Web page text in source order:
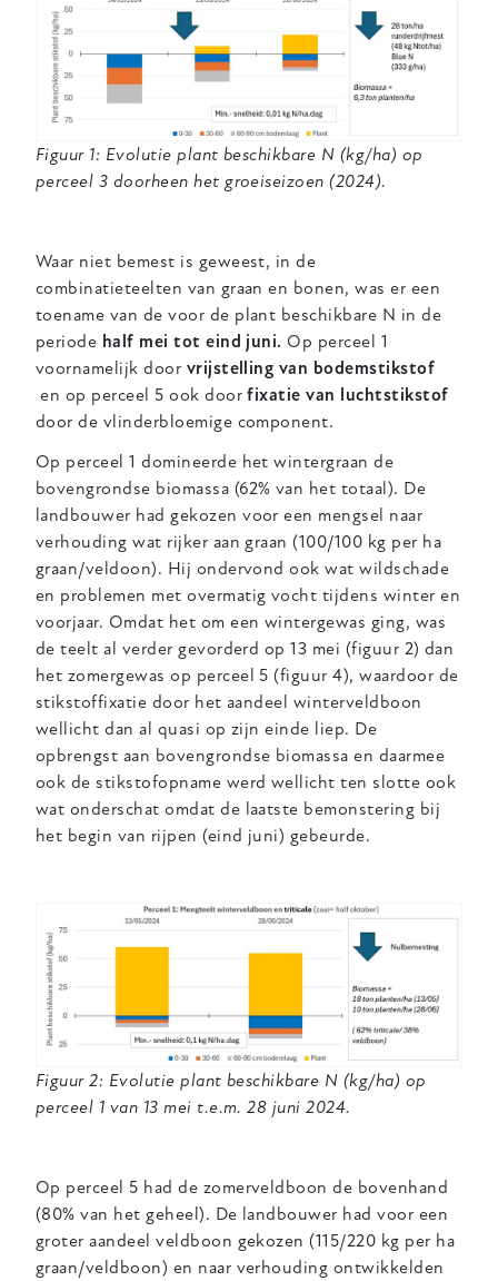
Figuur 1: Evolutie plant beschikbare N (kg/ha) op
perceel 3 doorheen het groeiseizoen (2024).
Waar niet bemest is geweest, in de
combinatieteelten van graan en bonen, was er een
toename van de voor de plant beschikbare N in de
periode half mei tot eind juni. Op perceel 1
voornamelijk door vrijstelling van bodemstikstof
en op perceel 5 ook doorfixatie van luchtstikstof
door de vlinderbloemige component.
Op perceel 1 domineerde het wintergraan de
bovengrondse biomassa (62% van het totaal). De
landbouwer had gekozen voor een mengsel naar
verhouding wat rijker aan graan (100/100 kg per ha
graan/veldoon). Hij ondervond ook wat wildschade
en problemen met overmatig vocht tijdens winter en
voorjaar. Omdat het om een wintergewas ging, was
de teelt al verder gevorderd op 13 mei (figuur 2) dan
het zomergewas op perceel 5 (figuur 4), waardoor de
stikstoffixatie door het aandeel winterveldboon
wellicht dan al quasi op zijn einde liep. De
opbrengst aan bovengrondse biomassa en daarmee
ook de stikstofopname werd wellicht ten slotte ook
wat onderschat omdat de laatste bemonstering bij
het begin van rijpen (eind juni) gebeurde.
Figuur 2: Evolutie plant beschikbare N (kg/ha) op
perceel 1 van 13 mei t.e.m. 28 juni 2024.
Op perceel 5 had de zomerveldboon de bovenhand
(80% van het geheel). De landbouwer had voor een
groter aandeel veldboon gekozen (115/220 kg per ha
graan/veldboon) en naar verhouding ontwikkelden